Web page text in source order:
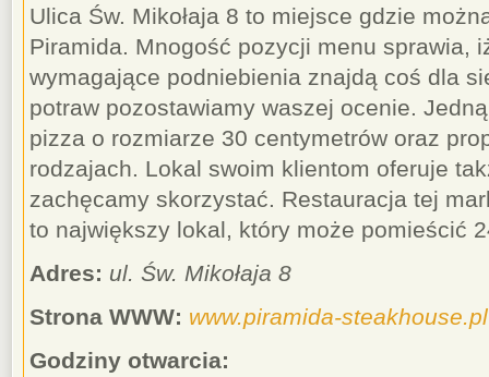
Ulica Św. Mikołaja 8 to miejsce gdzie
Piramida. Mnogość pozycji menu sprawia,
wymagające podniebienia znajdą coś dla
potraw pozostawiamy waszej ocenie.
pizza o rozmiarze 30 centymetrów oraz
rodzajach. Lokal swoim klientom oferuje
zachęcamy skorzystać. Restauracja tej
to największy lokal, który może pomieścić
Adres: ul. Św. Mikołaja 8
Strona WWW: www.piramida-steakhouse.pl
Godziny otwarcia: